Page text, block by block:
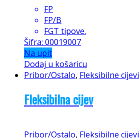
FP
FP/B
FGT tipove.
Šifra: 00019007
Na upit
Dodaj u košaricu
Pribor/Ostalo, Fleksibilne cijevi
Fleksibilna cijev
Pribor/Ostalo, Fleksibilne cijevi